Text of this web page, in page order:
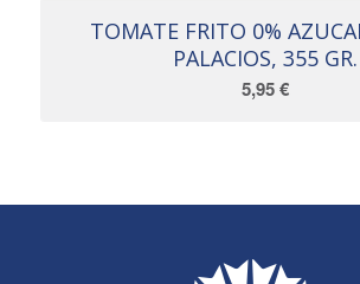
TOMATE FRITO 0%
PALACIOS, 355 GR.
5,95€